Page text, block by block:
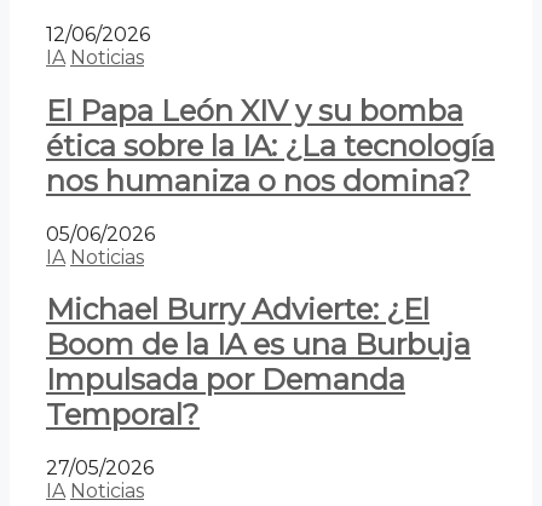
12/06/2026
IA Noticias
El Papa León XIV y su bomba
ética sobre la IA: ¿La tecnología
nos humaniza o nos domina?
05/06/2026
IA Noticias
Michael Burry Advierte: ¿El
Boom de la IA es una Burbuja
Impulsada por Demanda
Temporal?
27/05/2026
IA Noticias